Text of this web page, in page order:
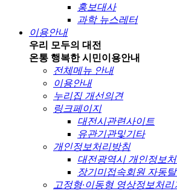
홍보대사
과학 뉴스레터
이용안내
우리 모두의 대전
온통 행복한 시민이용안내
전체메뉴 안내
이용안내
누리집 개선의견
링크페이지
대전시관련사이트
유관기관및기타
개인정보처리방침
대전광역시 개인정보
장기미접속회원 자동
고정형·이동형 영상정보처